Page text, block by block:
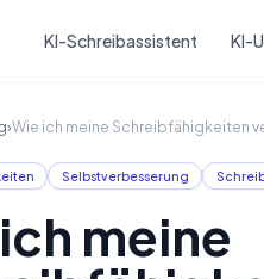
KI-Schreibassistent KI-
›Wie ich meine Schreibfähigkeiten
Selbstverbesserung
meine